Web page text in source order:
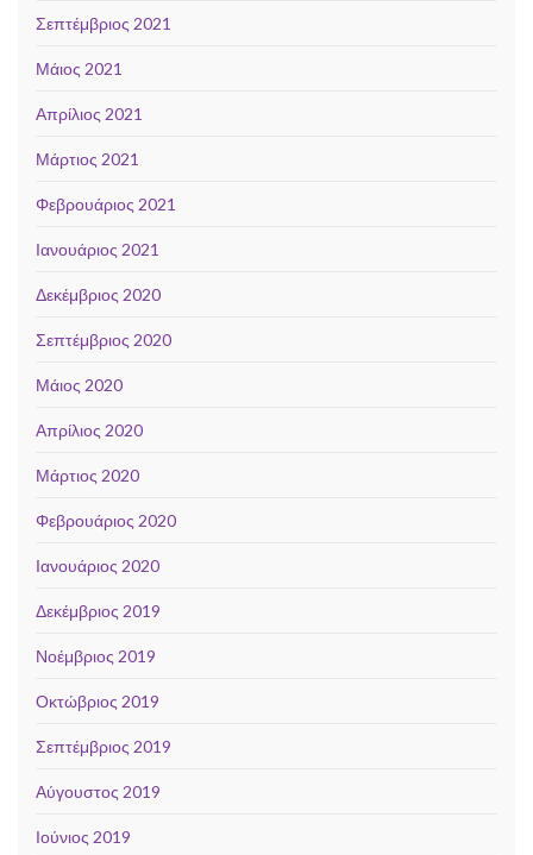
Σεπτέμβριος 2021
Μάιος 2021
Απρίλιος 2021
Μάρτιος 2021
Φεβρουάριος 2021
Ιανουάριος 2021
Δεκέμβριος 2020
Σεπτέμβριος 2020
Μάιος 2020
Απρίλιος 2020
Μάρτιος 2020
Φεβρουάριος 2020
Ιανουάριος 2020
Δεκέμβριος 2019
Νοέμβριος 2019
Οκτώβριος 2019
Σεπτέμβριος 2019
Αύγουστος 2019
Ιούνιος 2019